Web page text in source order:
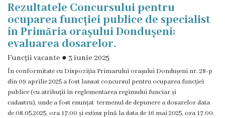
Rezultatele Concursului pentru
ocuparea funcției publice de specialist
în Primăria orașului Dondușeni:
evaluarea dosarelor.
Funcții vacante ● 3 iunie 2025
În conformitate cu Dispoziția Primarului orașului Dondușeni nr. 28-p
din 09 aprilie 2025 a fost lansat concursul pentru ocuparea funcției
publice (cu atribuții în reglementarea regimului funciar și
cadastru), unde a fost enunțat termenul de depunere a dosarelor data
de 08.05.2025, ora 17.00 și extins pînă la data de 16 mai 2025, ora 17.00.